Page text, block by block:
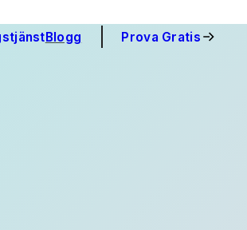
Blogg Prova Gratis